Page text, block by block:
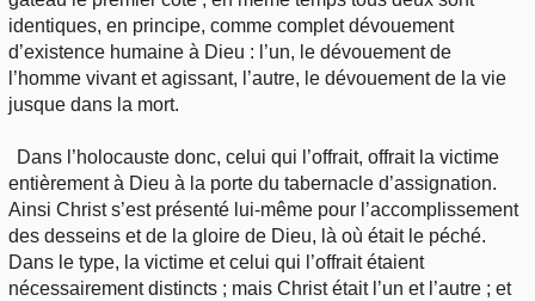
identiques, en principe, comme complet dévouement
d’existence humaine à Dieu : l’un, le dévouement de
l’homme vivant et agissant, l’autre, le dévouement de la vie
jusque dans la mort.
Dans l’holocauste donc, celui qui l’offrait, offrait la victime
entièrement à Dieu à la porte du tabernacle d’assignation.
Ainsi Christ s’est présenté lui-même pour l’accomplissement
des desseins et de la gloire de Dieu, là où était le péché.
Dans le type, la victime et celui qui l’offrait étaient
nécessairement distincts ; mais Christ était l’un et l’autre ; et